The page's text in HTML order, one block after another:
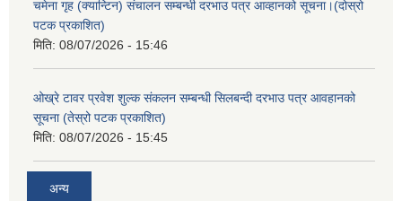
चमेना गृह (क्यान्टिन) संचालन सम्बन्धी दरभाउ पत्र आव्हानको सूचना।(दोस्रो
पटक प्रकाशित)
मिति: 08/07/2026 - 15:46
ओख्रे टावर प्रवेश शुल्क संकलन सम्बन्धी सिलबन्दी दरभाउ पत्र आवहानको
सूचना (तेस्रो पटक प्रकाशित)
मिति: 08/07/2026 - 15:45
अन्य